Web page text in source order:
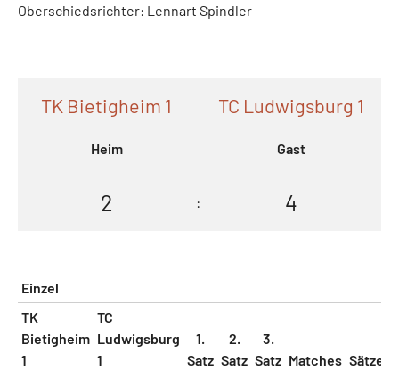
Oberschiedsrichter: Lennart Spindler
TK Bietigheim 1
Heim
TC Ludwigsburg 1
Gast
2 : 4
Einzel
TK
Bietigheim
1
TC
Ludwigsburg
1
1.
Satz
2.
Satz
3.
Satz Matches Sätze